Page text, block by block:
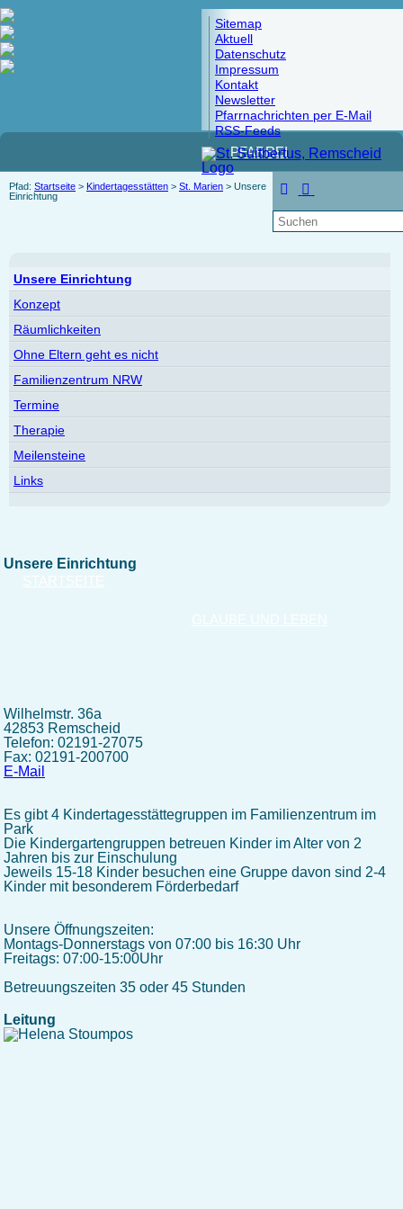
Sitemap
Aktuell
Datenschutz
Impressum
Kontakt
Newsletter
Pfarrnachrichten per E-Mail
RSS-Feeds
PFARREI
Pfad: Startseite > Kindertagesstätten > St. Marien > Unsere
Einrichtung
Unsere Einrichtung
Konzept
Räumlichkeiten
Ohne Eltern geht es nicht
Familienzentrum NRW
Termine
Therapie
Meilensteine
Links
Unsere Einrichtung
Wilhelmstr. 36a
42853 Remscheid
Telefon: 02191-27075
Fax: 02191-200700
E-Mail
Es gibt 4 Kindertagesstättegruppen im Familienzentrum im
Park
Die Kindergartengruppen betreuen Kinder im Alter von 2
Jahren bis zur Einschulung
Jeweils 15-18 Kinder besuchen eine Gruppe davon sind 2-4
Kinder mit besonderem Förderbedarf
Unsere Öffnungszeiten:
Montags-Donnerstags von 07:00 bis 16:30 Uhr
Freitags: 07:00-15:00Uhr
Betreuungszeiten 35 oder 45 Stunden
Leitung